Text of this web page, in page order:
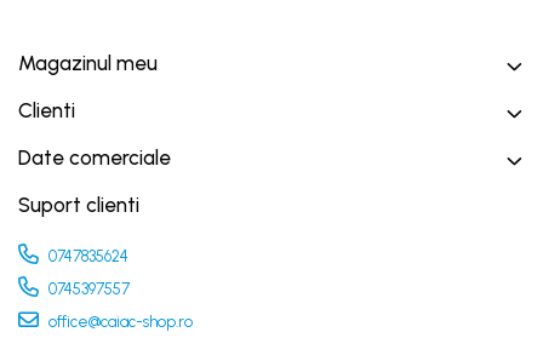
Magazinul meu
Clienti
Date comerciale
Suport clienti
0747835624
0745397557
office@caiac-shop.ro